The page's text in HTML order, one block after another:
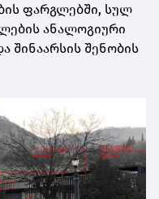
ფარგლებში, სულ
ანალოგიური
შინაარსის შენობის